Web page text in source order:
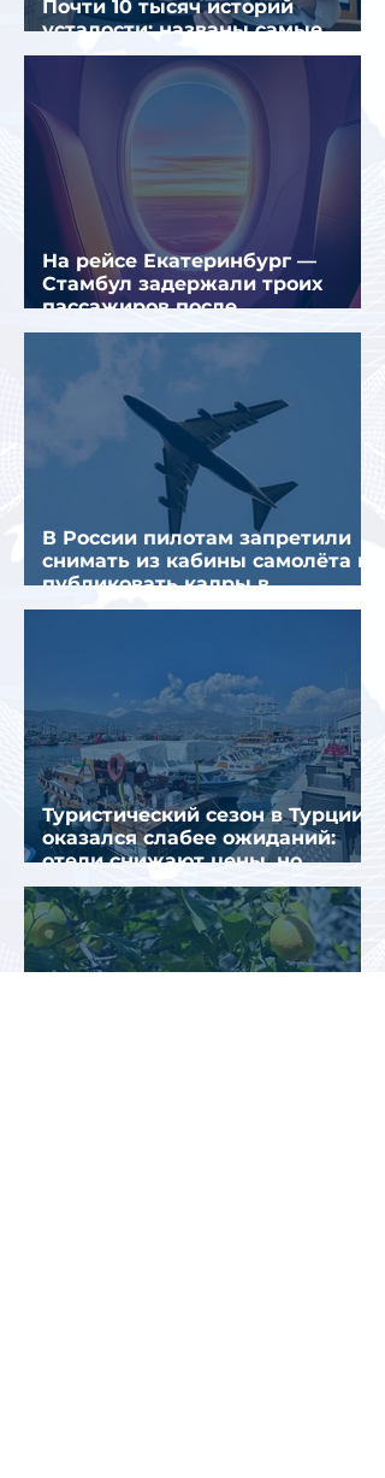
Почти 10 тысяч историй
усталости: названы самые
уставшие россияне
На рейсе Екатеринбург —
Стамбул задержали троих
пассажиров после
предполагаемой серии краж
В России пилотам запретили
снимать из кабины самолёта и
публиковать кадры в
интернете
Туристический сезон в Турции
оказался слабее ожиданий:
отели снижают цены, но
загрузка остается низкой